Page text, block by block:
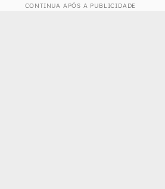
CONTINUA APÓS A PUBLICIDADE